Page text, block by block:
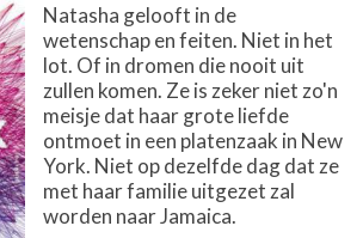
Natasha gelooft in de
wetenschap en feiten. Niet in het
lot. Of in dromen die nooit uit
zullen komen. Ze is zeker niet zo'n
meisje dat haar grote liefde
ontmoet in een platenzaak in New
York. Niet op dezelfde dag dat ze
met haar familie uitgezet zal
worden naar Jamaica.